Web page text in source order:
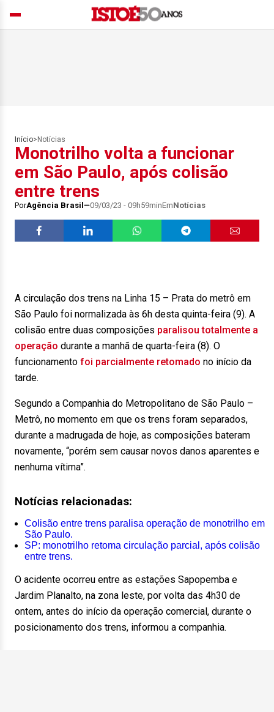
Início> Notícias
Monotrilho volta a funcionar
em São Paulo, após colisão
entre trens
PorAgência Brasil 09/03/23 - 09h59minEmNotícias
A circulação dos trens na Linha 15 – Prata do metrô em
São Paulo foi normalizada às 6h desta quinta-feira (9). A
colisão entre duas composições paralisou totalmente a
operação durante a manhã de quarta-feira (8). O
funcionamento foi parcialmente retomado no início da
tarde.
Segundo a Companhia do Metropolitano de São Paulo –
Metrô, no momento em que os trens foram separados,
durante a madrugada de hoje, as composições bateram
novamente, “porém sem causar novos danos aparentes e
nenhuma vítima”.
Notícias relacionadas:
Colisão entre trens paralisa operação de monotrilho em
São Paulo.
SP: monotrilho retoma circulação parcial, após colisão
entre trens.
O acidente ocorreu entre as estações Sapopemba e
Jardim Planalto, na zona leste, por volta das 4h30 de
ontem, antes do início da operação comercial, durante o
posicionamento dos trens, informou a companhia.